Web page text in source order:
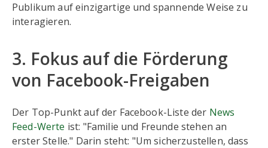
Publikum auf einzigartige und spannende Weise zu
interagieren.
3. Fokus auf die Förderung
von Facebook-Freigaben
Der Top-Punkt auf der Facebook-Liste der News
Feed-Werte ist: "Familie und Freunde stehen an
erster Stelle." Darin steht: "Um sicherzustellen, dass